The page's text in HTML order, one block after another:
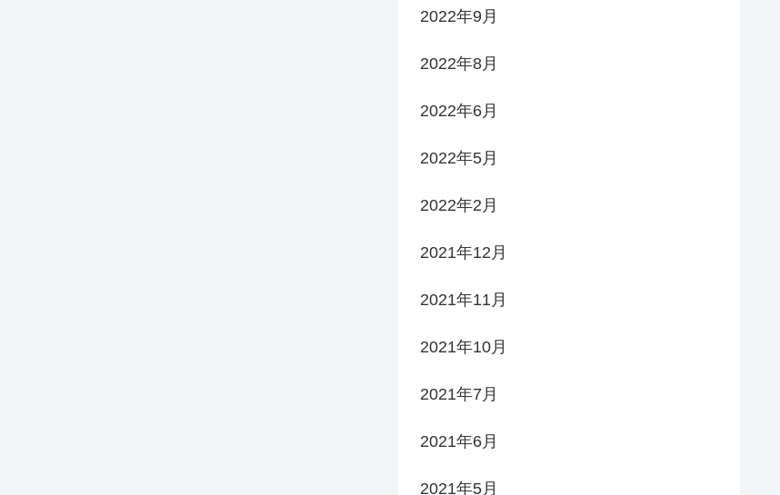
2022年9月
2022年8月
2022年6月
2022年5月
2022年2月
2021年12月
2021年11月
2021年10月
2021年7月
2021年6月
2021年5月